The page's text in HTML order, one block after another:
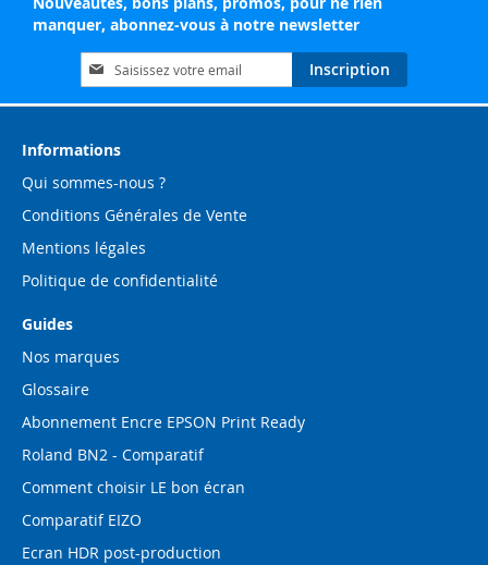
manquer, abonnez-vous à notre newsletter
Inscription
à
notre
d’information
Inscription
Informations
Qui sommes-nous ?
Conditions Générales de Vente
Mentions légales
Politique de confidentialité
Guides
Nos marques
Glossaire
Abonnement Encre EPSON Print Ready
Roland BN2 - Comparatif
Comment choisir LE bon écran
Comparatif EIZO
Ecran HDR post-production